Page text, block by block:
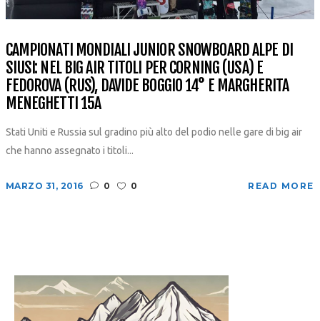
CAMPIONATI MONDIALI JUNIOR SNOWBOARD ALPE DI
SIUSI: NEL BIG AIR TITOLI PER CORNING (USA) E
FEDOROVA (RUS), DAVIDE BOGGIO 14° E MARGHERITA
MENEGHETTI 15A
Stati Uniti e Russia sul gradino più alto del podio nelle gare di big air
che hanno assegnato i titoli...
MARZO 31, 2016 0 0 READ MORE